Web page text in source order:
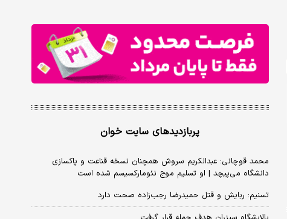
پربازدیدهای سایت خوان
محمد قوچانی: عبدالکریم سروش همچنان نسخه قناعت و پاکسازی
دانشگاه می‌پیچد | او تسلیم موج نئومارکسیسم شده است
تسنیم: ربایش و قتل حمیدرضا رجب‌زاده صحت دارد